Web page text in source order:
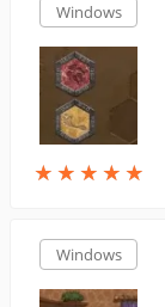
Windows
★ ★ ★ ★ ★
★ ★ ★ ★ ★
Windows